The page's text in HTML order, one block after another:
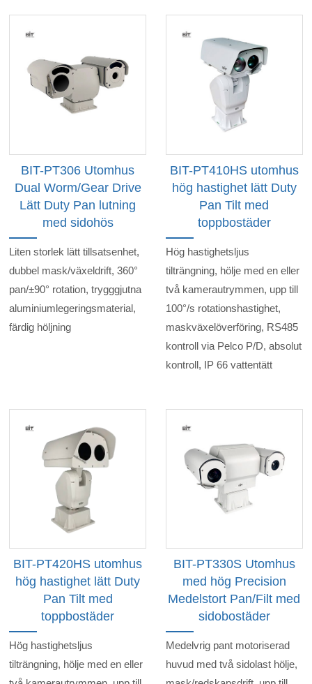
BIT-PT306 Utomhus
Dual Worm/Gear Drive
Lätt Duty Pan lutning
med sidohös
Liten storlek lätt tillsatsenhet,
dubbel mask/växeldrift, 360°
pan/±90° rotation, trygggjutna
aluminiumlegeringsmaterial,
färdig höljning
BIT-PT410HS utomhus
hög hastighet lätt Duty
Pan Tilt med
toppbostäder
Hög hastighetsljus
tilträngning, hölje med en eller
två kamerautrymmen, upp till
100°/s rotationshastighet,
maskväxelöverföring, RS485
kontroll via Pelco P/D, absolut
kontroll, IP 66 vattentätt
BIT-PT420HS utomhus
hög hastighet lätt Duty
Pan Tilt med
toppbostäder
Hög hastighetsljus
tilträngning, hölje med en eller
BIT-PT330S Utomhus
med hög Precision
Medelstort Pan/Filt med
sidobostäder
Medelvrig pant motoriserad
huvud med två sidolast hölje,